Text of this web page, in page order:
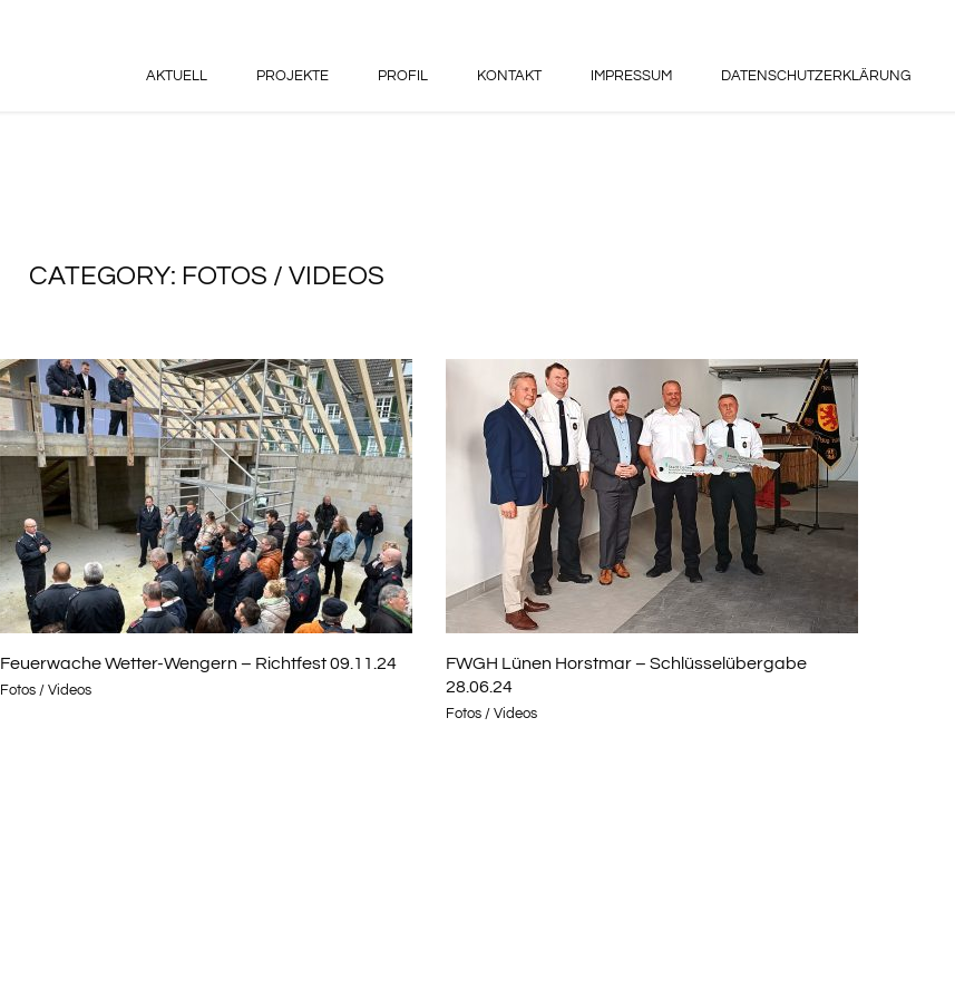
AKTUELL PROJEKTE PROFIL KONTAKT IMPRESSUM DATENSCHUTZERKLÄRUNG
CATEGORY: FOTOS / VIDEOS
Feuerwache Wetter-Wengern – Richtfest 09.11.24
Fotos / Videos
FWGH Lünen Horstmar – Schlüsselübergabe
28.06.24
Fotos / Videos